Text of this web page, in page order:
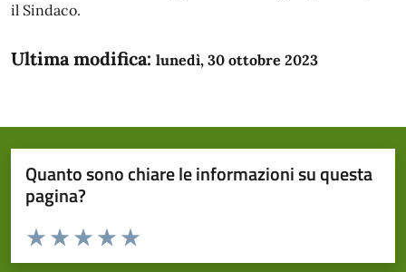
il Sindaco.
Ultima modifica: lunedì, 30 ottobre 2023
Quanto sono chiare le informazioni su questa
pagina?
Domanda
Valuta da 1 a 5 stelle la pagina
Valuta 5 stelle su 5
Valuta 4 stelle su 5
Valuta 3 stelle su 5
Valuta 2 stelle su 5
Valuta 1 stelle su 5